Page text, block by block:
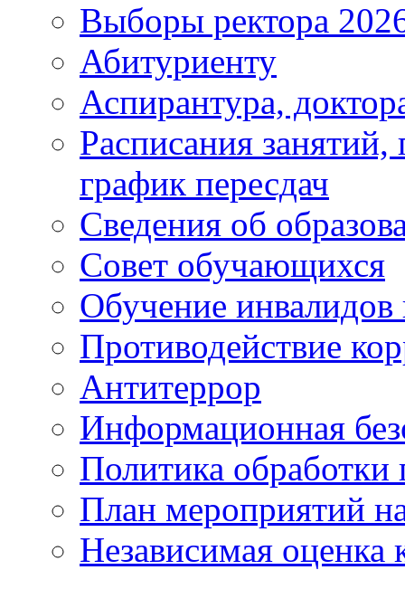
Выборы ректора
Абитуриенту
Аспирантура,
Расписания
график пересдач
Сведения об
Совет обучающихся
Обучение
Противодействие
Антитеррор
Информационная
Политика
План мероприятий
Независимая оценка